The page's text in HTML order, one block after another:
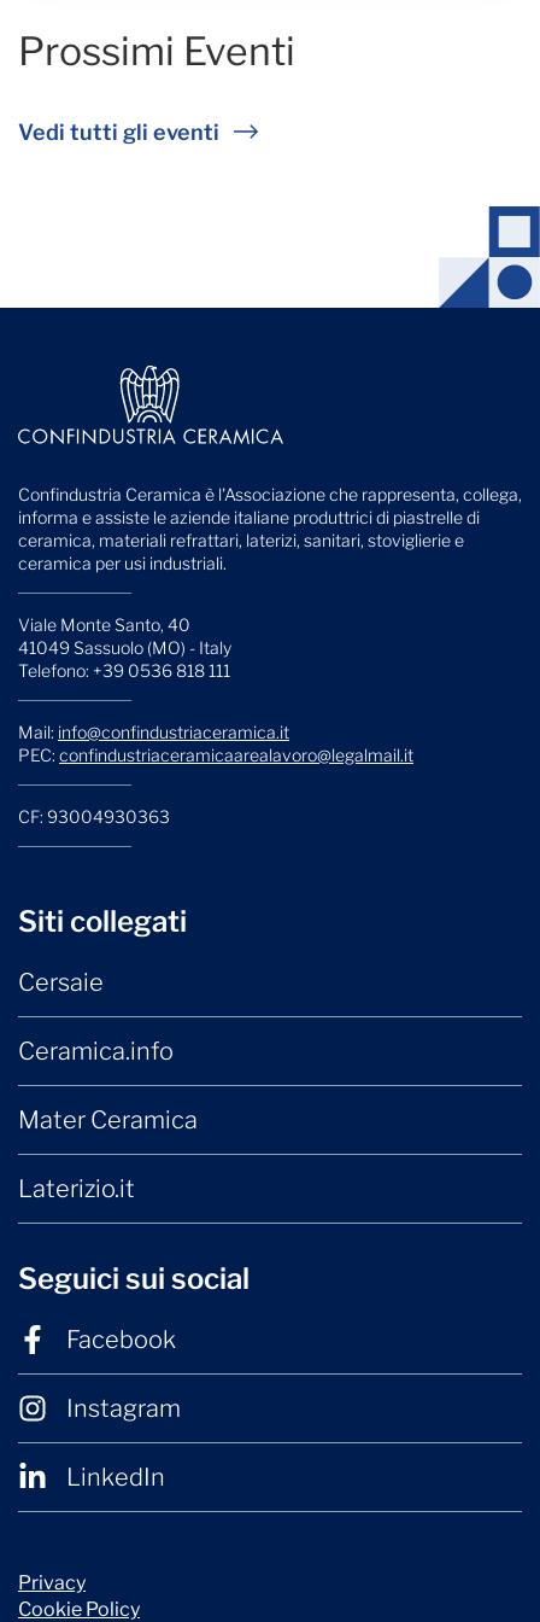
Prossimi Eventi
Vedi tutti gli eventi
Confindustria Ceramica è l'Associazione che rappresenta, collega,
informa e assiste le aziende italiane produttrici di piastrelle di
ceramica, materiali refrattari, laterizi, sanitari, stoviglierie e
ceramica per usi industriali.
Viale Monte Santo, 40
41049 Sassuolo (MO) - Italy
Telefono: +39 0536 818 111
Mail: info@confindustriaceramica.it
PEC: confindustriaceramicaarealavoro@legalmail.it
CF: 93004930363
Siti collegati
Cersaie
Ceramica.info
Mater Ceramica
Laterizio.it
Seguici sui social
Facebook
Instagram
LinkedIn
Privacy
Cookie Policy